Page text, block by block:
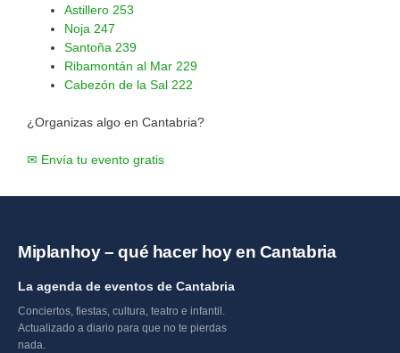
Astillero 253
Noja 247
Santoña 239
Ribamontán al Mar 229
Cabezón de la Sal 222
¿Organizas algo en Cantabria?
✉ Envía tu evento gratis
Miplanhoy – qué hacer hoy en Cantabria
La agenda de eventos de Cantabria
Conciertos, fiestas, cultura, teatro e infantil.
Actualizado a diario para que no te pierdas
nada.